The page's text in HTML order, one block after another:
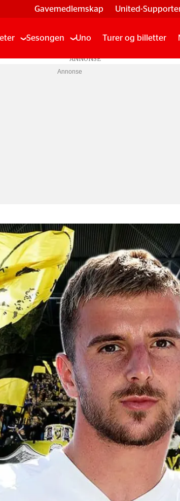
Gavemedlemskap United-
Sesongen Uno Turer og billetter
Annonse